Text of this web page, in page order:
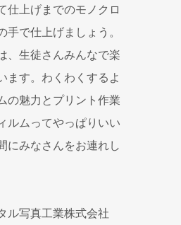
仕上げまでのモノクロ
手で仕上げましょう。
、生徒さんみんなで楽
ます。わくわくするよ
の魅力とプリント作業
ルムってやっぱりいい
にみなさんをお連れし
ル写真工業株式会社